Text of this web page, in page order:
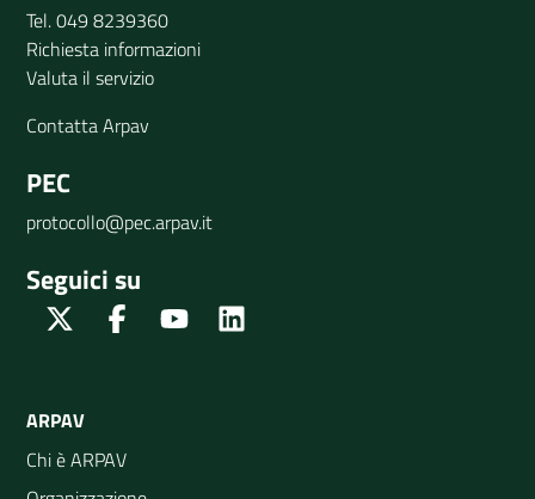
Tel. 049 8239360
Richiesta informazioni
Valuta il servizio
Contatta Arpav
PEC
protocollo@pec.arpav.it
Seguici su
Twitter FacebookYoutube
ARPAV
Chi è ARPAV